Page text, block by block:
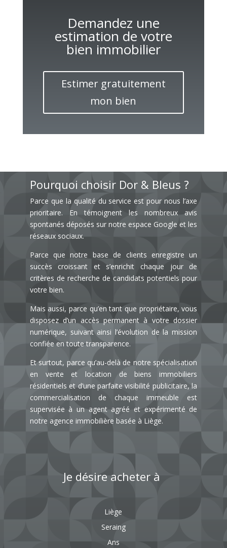
Demandez une
estimation de votre
bien immobilier
Estimer gratuitement
mon bien
Pourquoi choisir Dor & Bleus ?
Parce que la qualité du service est pour nous l’axe
prioritaire. En témoignent les nombreux avis
spontanés déposés sur notre espace Google et les
réseaux sociaux.
Parce que notre base de clients enregistre un
succès croissant et s’enrichit chaque jour de
critères de recherche de candidats potentiels pour
votre bien.
Mais aussi, parce qu’en tant que propriétaire, vous
disposez d’un accès permanent à votre dossier
numérique, suivant ainsi l’évolution de la mission
confiée en toute transparence.
Et surtout, parce qu’au-delà de notre spécialisation
en vente et location de biens immobiliers
résidentiels et d’une parfaite visibilité publicitaire, la
commercialisation de chaque immeuble est
supervisée à un agent agréé et expérimenté de
notre agence immobilière basée à Liège.
Je désire acheter à
Liège
Seraing
Ans